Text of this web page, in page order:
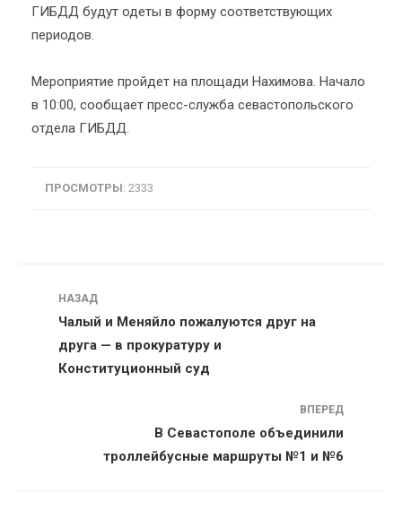
ГИБДД будут одеты в форму соответствующих
периодов.
Мероприятие пройдет на площади Нахимова. Начало
в 10:00, сообщает пресс-служба севастопольского
отдела ГИБДД.
ПРОСМОТРЫ: 2333
Навигация
НАЗАД
Чалый и Меняйло пожалуются друг на
друга — в прокуратуру и
Конституционный суд
ВПЕРЕД
В Севастополе объединили
троллейбусные маршруты №1 и №6